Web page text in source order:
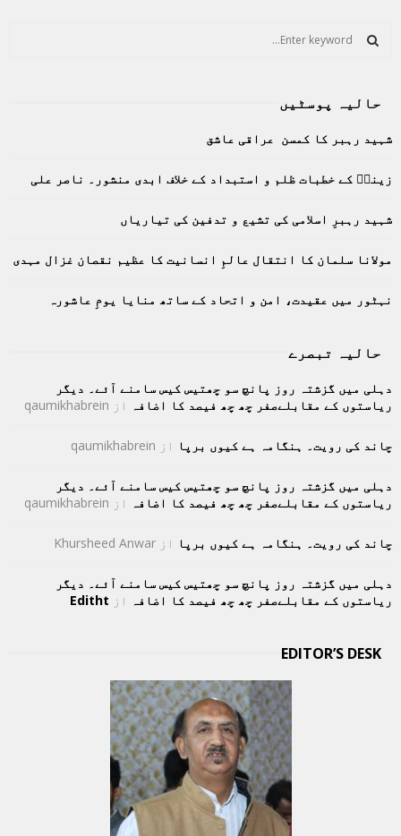
f
r
E
A
R
C
H
حالیہ پوسٹیں
شہید رہبر کا کمسن عراقی عاشق
زینبؑ کے خطبات ظلم و استبداد کے خلاف ابدی منشور۔ ناصر علی
شہید رہبرِ اسلامی کی تشیع و تدفین کی تیاریاں
مولانا سلمان کا انتقال عالمِ انسانیت کا عظیم نقصان غزال مہدی
نہٹور میں عقیدت، امن و اتحاد کے ساتھ منایا یومِ عاشورہ
حالیہ تبصرے
دہلی میں گزشتہ روز پانچ سو چھتیس کیس سامنے آئے۔ دیگر
ریاستوں کے مقابلےصفر چھ چھ فیصد کا اضافہ
از qaumikhabrein
چاند کی رویت۔ ہنگامہ ہے کیوں برپا از qaumikhabrein
دہلی میں گزشتہ روز پانچ سو چھتیس کیس سامنے آئے۔ دیگر
ریاستوں کے مقابلےصفر چھ چھ فیصد کا اضافہ
از qaumikhabrein
چاند کی رویت۔ ہنگامہ ہے کیوں برپا از Khursheed Anwar
دہلی میں گزشتہ روز پانچ سو چھتیس کیس سامنے آئے۔ دیگر
ریاستوں کے مقابلےصفر چھ چھ فیصد کا اضافہ
از Editht
EDITOR’S DESK